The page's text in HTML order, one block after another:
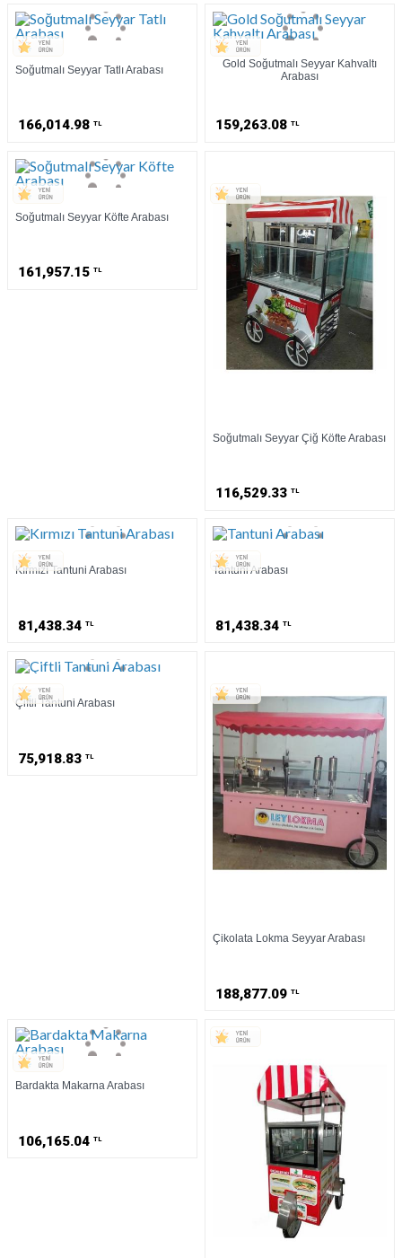
Soğutmalı Seyyar Tatlı Arabası
166,014.98 TL
Gold Soğutmalı Seyyar Kahvaltı
Arabası
159,263.08 TL
Soğutmalı Seyyar Köfte Arabası
161,957.15 TL
Soğutmalı Seyyar Çiğ Köfte Arabası
116,529.33 TL
Kırmızı Tantuni Arabası
81,438.34 TL
Tantuni Arabası
81,438.34 TL
Çiftli Tantuni Arabası
75,918.83 TL
Çikolata Lokma Seyyar Arabası
188,877.09 TL
Bardakta Makarna Arabası
106,165.04 TL